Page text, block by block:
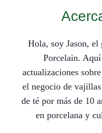
Hola, soy Jason, el
Porcelain.
actualizaciones
el negocio de
de té por más de 10
en porcelana y